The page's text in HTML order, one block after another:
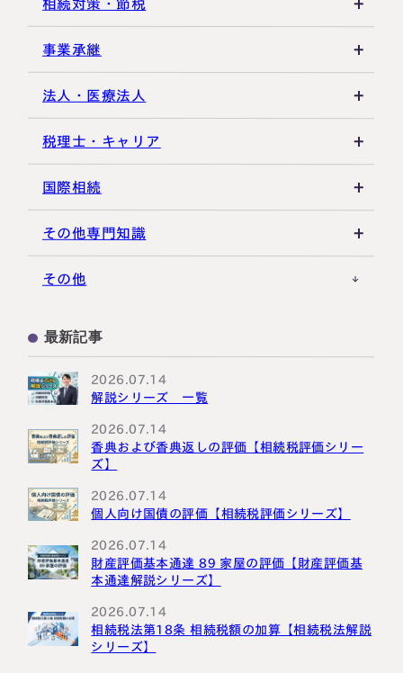
相続登記・名義変更
相続放棄・限定承認
相続手続き全般
延納・物納
相続財産
特別縁故者
特別受益・寄与分
建物・マンション評価
土地の評価
借地権・貸家
その他不動産
相続対策・節税
養子縁組・家族信託
生命保険活用
小規模企業共済
不動産活用
その他の相続対策
事業承継
非上場株式評価
自己株式・株式取得
種類株式・名義株
役員関連
事業承継税制
法人・医療法人
社団法人
合同会社・持分会社
医療法人
税理士・キャリア
税理士選び・相談
税理士試験
税理士キャリア
国際相続
米国関連
海外不動産
国外転出時課税
その他専門知識
事例紹介
その他
最新記事
2026.07.14
解説シリーズ 一覧
2026.07.14
香典および香典返しの評価【相続税評価シリー
ズ】
2026.07.14
個人向け国債の評価【相続税評価シリーズ】
2026.07.14
財産評価基本通達 89 家屋の評価【財産評価基
本通達解説シリーズ】
2026.07.14
相続税法第18条 相続税額の加算【相続税法解説
シリーズ】